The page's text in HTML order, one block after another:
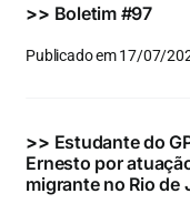
para:
>> Boletim #97
Publicado em 17/07/
>> Estudante do
Ernesto por
migrante no Rio de